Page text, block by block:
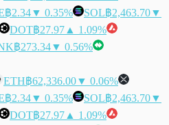
฿2.34▼ 0.35% SOL฿2,463.70▼
DOT฿27.97 ▲ 1.09%
฿273.34▼ 0.56%
ETH฿62,336.00▼ 0.06%
฿2.34▼ 0.35% SOL฿2,463.70▼
DOT฿27.97 ▲ 1.09%